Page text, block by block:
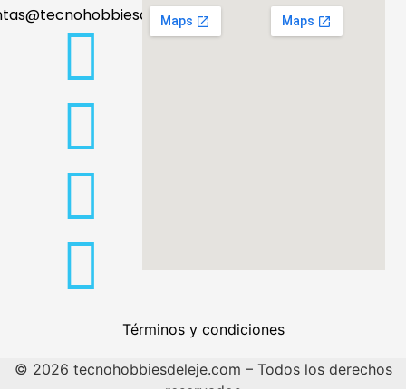
Términos y condiciones
© 2026 tecnohobbiesdeleje.com – Todos los derechos